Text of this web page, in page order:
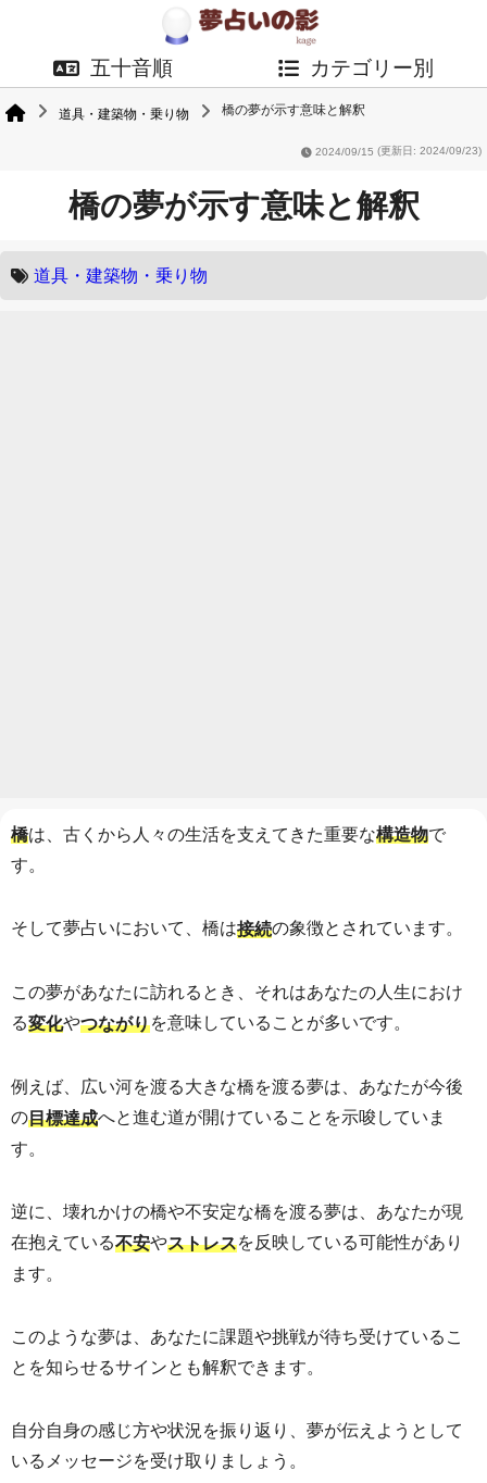
五十音順 カテゴリー別
道具・建築物・乗り物 橋の夢が示す意味と解釈
2024/09/15 (更新日: 2024/09/23)
橋の夢が示す意味と解釈
道具・建築物・乗り物
橋は、古くから人々の生活を支えてきた重要な構造物で
す。
そして夢占いにおいて、橋は接続の象徴とされています。
この夢があなたに訪れるとき、それはあなたの人生におけ
る変化やつながりを意味していることが多いです。
例えば、広い河を渡る大きな橋を渡る夢は、あなたが今後
の目標達成へと進む道が開けていることを示唆していま
す。
逆に、壊れかけの橋や不安定な橋を渡る夢は、あなたが現
在抱えている不安やストレスを反映している可能性があり
ます。
このような夢は、あなたに課題や挑戦が待ち受けているこ
とを知らせるサインとも解釈できます。
自分自身の感じ方や状況を振り返り、夢が伝えようとして
いるメッセージを受け取りましょう。